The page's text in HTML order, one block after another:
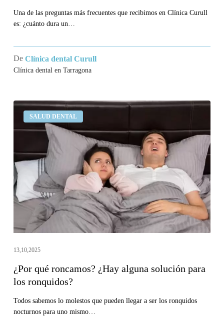
Una de las preguntas más frecuentes que recibimos en Clínica Curull
es: ¿cuánto dura un…
De Clínica dental Curull
Clínica dental en Tarragona
SALUD DENTAL
¿Por
qué
roncamos?
alguna
solución
para
los
ronquidos?
13,10,2025
¿Por qué roncamos? ¿Hay alguna solución para
los ronquidos?
Todos sabemos lo molestos que pueden llegar a ser los ronquidos
nocturnos para uno mismo…